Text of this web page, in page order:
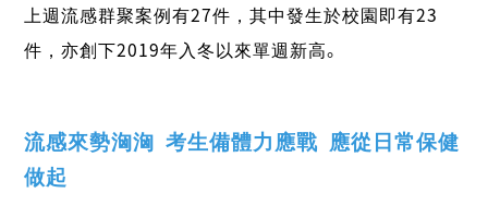
上週流感群聚案例有27件，其中發生於校園即有23
件，亦創下2019年入冬以來單週新高。
流感來勢洶洶 考生備體力應戰 應從日常保健
做起